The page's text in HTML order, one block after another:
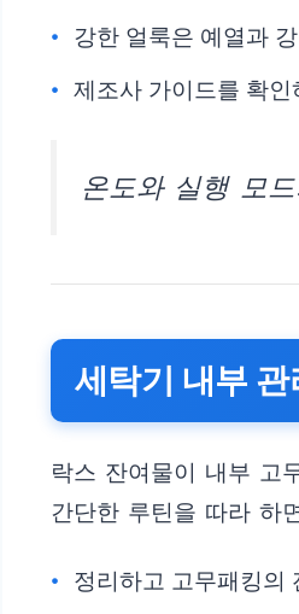
강한 얼룩은 예열과
제조사 가이드를 확
온도와 실행 모
세탁기 내부
락스 잔여물이 내부 고
간단한 루틴을 따라 하
정리하고 고무패킹의